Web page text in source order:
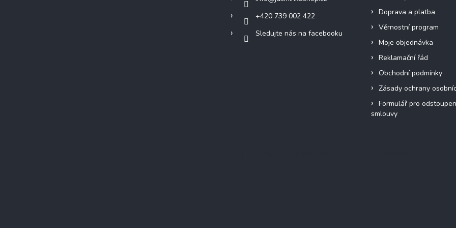
+420 739 002 422
Sledujte nás na facebooku
Doprava a platba
Věrnostní program
Moje objednávka
Reklamační řád
Obchodní podmínky
Zásady ochrany
Formulář pro
smlouvy